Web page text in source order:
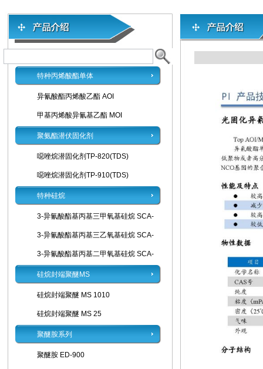
特种丙烯酸酯单体
异氰酸酯丙烯酸乙酯 AOI
甲基丙烯酸异氰基乙酯 MOI
聚氨酯潜伏固化剂
噁唑烷潜固化剂TP-820(TDS)
噁唑烷潜固化剂TP-910(TDS)
特种硅烷
3-异氰酸酯基丙基三甲氧基硅烷 SCA-
3-异氰酸酯基丙基三乙氧基硅烷 SCA-
3-异氰酸酯基丙基二甲氧基硅烷 SCA-
硅烷封端聚醚MS
硅烷封端聚醚 MS 1010
硅烷封端聚醚 MS 25
聚醚胺系列
聚醚胺 ED-900